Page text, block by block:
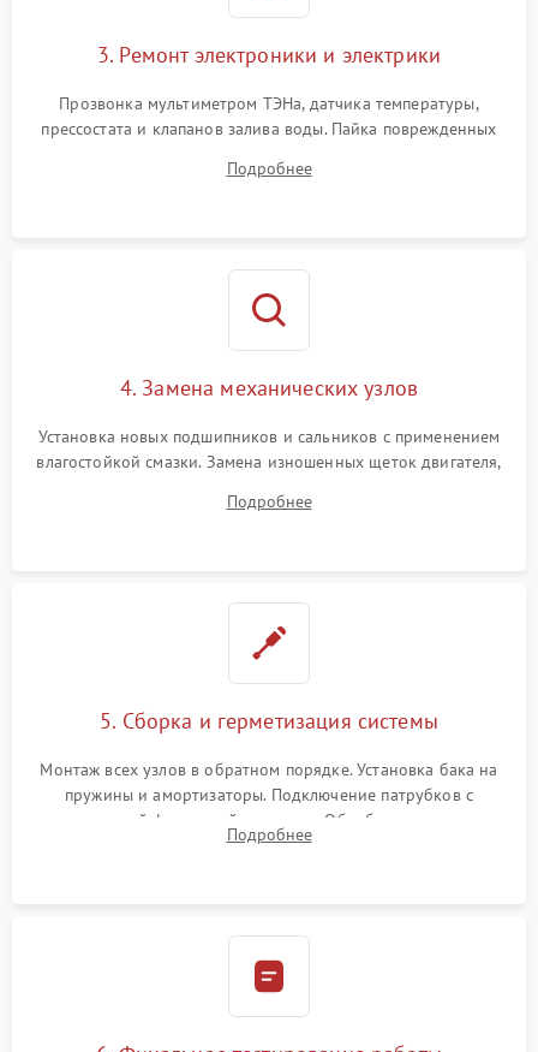
3. Ремонт электроники и электрики
Прозвонка мультиметром ТЭНа, датчика температуры,
прессостата и клапанов залива воды. Пайка поврежденных
Восстановление целостности проводки и контактов.
Подробнее
4. Замена механических узлов
Установка новых подшипников и сальников с применением
влагостойкой смазки. Замена изношенных щеток двигателя,
или поврежденной резиновой манжеты.
Подробнее
5. Сборка и герметизация системы
Монтаж всех узлов в обратном порядке. Установка бака на
пружины и амортизаторы. Подключение патрубков с
надежной фиксацией хомутами. Обработка стыков
герметиком для предотвращения возможных протечек воды.
Подробнее